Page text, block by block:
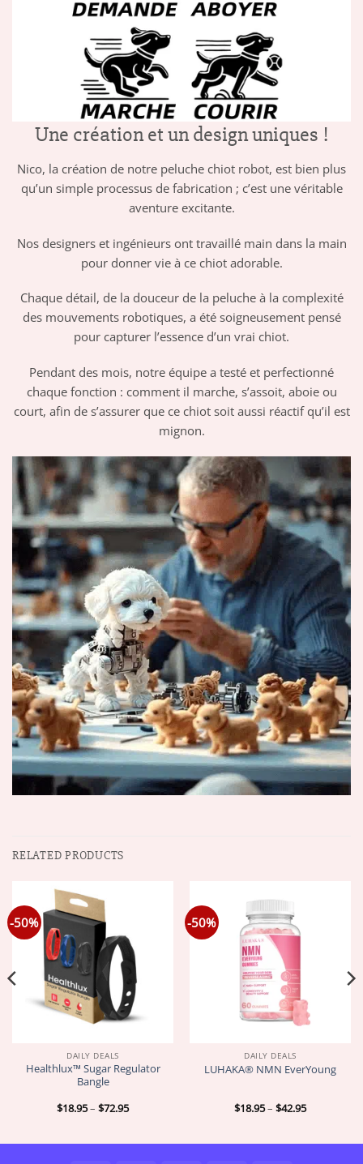
Une création et un design uniques !
Nico, la création de notre peluche chiot robot, est bien plus
qu’un simple processus de fabrication ; c’est une véritable
aventure excitante.
Nos designers et ingénieurs ont travaillé main dans la main
pour donner vie à ce chiot adorable.
Chaque détail, de la douceur de la peluche à la complexité
des mouvements robotiques, a été soigneusement pensé
pour capturer l’essence d’un vrai chiot.
Pendant des mois, notre équipe a testé et perfectionné
chaque fonction : comment il marche, s’assoit, aboie ou
court, afin de s’assurer que ce chiot soit aussi réactif qu’il est
mignon.
RELATED PRODUCTS
-50%
DAILY DEALS
Healthlux™ Sugar Regulator
Bangle
$18.95– $72.95Price
$72.95
-50%
DAILY DEALS
LUHAKA® NMN EverYoung
$18.95– $42.95Price
$42.95